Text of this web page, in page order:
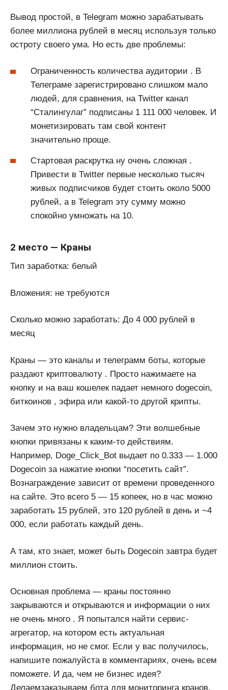
Вывод простой, в Telegram можно зарабатывать
более миллиона рублей в месяц используя только
остроту своего ума. Но есть две проблемы:
Ограниченность количества аудитории . В
Телеграме зарегистрировано слишком мало
людей, для сравнения, на Twitter канал
“Сталингулаг” подписаны 1 111 000 человек. И
монетизировать там свой контент
значительно проще.
Стартовая раскрутка ну очень сложная .
Привести в Twitter первые несколько тысяч
живых подписчиков будет стоить около 5000
рублей, а в Telegram эту сумму можно
спокойно умножать на 10.
2 место — Краны
Тип заработка: белый
Вложения: не требуются
Сколько можно заработать: До 4 000 рублей в
месяц
Краны — это каналы и телеграмм боты, которые
раздают криптовалюту . Просто нажимаете на
кнопку и на ваш кошелек падает немного dogecoin,
биткоинов , эфира или какой-то другой крипты.
Зачем это нужно владельцам? Эти волшебные
кнопки привязаны к каким-то действиям.
Например, Doge_Click_Bot выдает по 0.333 — 1.000
Dogecoin за нажатие кнопки “посетить сайт”.
Вознаграждение зависит от времени проведенного
на сайте. Это всего 5 — 15 копеек, но в час можно
заработать 15 рублей, это 120 рублей в день и ~4
000, если работать каждый день.
А там, кто знает, может быть Dogecoin завтра будет
миллион стоить.
Основная проблема — краны постоянно
закрываются и открываются и информации о них
не очень много . Я попытался найти сервис-
агрегатор, на котором есть актуальная
информация, но не смог. Если у вас получилось,
напишите пожалуйста в комментариях, очень всем
поможете. И да, чем не бизнес идея?
Делаемзаказываем бота для мониторинга кранов,